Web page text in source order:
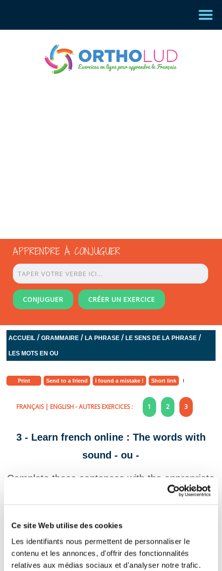
Ce site Web utilise des cookies
Les identifiants nous permettent de personnaliser le
contenu et les annonces, d'offrir des fonctionnalités
relatives aux médias sociaux et d'analyser notre trafic.
APPRENDRE À CONJUGUER
CONJUGUER CRÉER UN EXERCICE
ACCUEIL /GRAMMAIRE /LA PHRASE /LE SENS DE LA PHRASE /
LES MOTS EN OU
Print Send to a friend I found a mistake ! Short link
FRANÇAIS| ENGLISH- AUTRES EXERCICES : 1 2 3
3 - Learn french online : The words with
sound - ou -
Complete these sentences with the appropriate
word. (Each word has only one place)
La cherche de la nourriture dans la ferme.
La s'est abattue sur un arbre dans la plaine.
Mon pharmacien a toujours une blanche.